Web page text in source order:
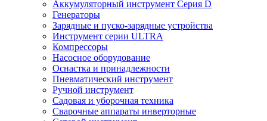
Аккумуляторный инструмент Серия D
Генераторы
Зарядные и пуско-зарядные устройства
Инструмент серии ULTRA
Компрессоры
Насосное оборудование
Оснастка и принадлежности
Пневматический инструмент
Ручной инструмент
Садовая и уборочная техника
Сварочные аппараты инверторные